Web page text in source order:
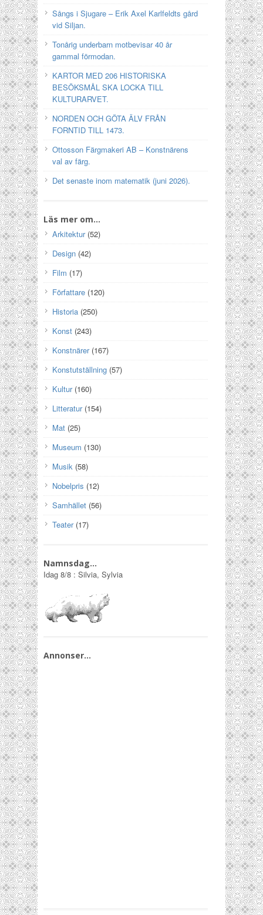
Sångs i Sjugare – Erik Axel Karlfeldts gård
vid Siljan.
Tonårig underbarn motbevisar 40 år
gammal förmodan.
KARTOR MED 206 HISTORISKA
BESÖKSMÅL SKA LOCKA TILL
KULTURARVET.
NORDEN OCH GÖTA ÄLV FRÅN
FORNTID TILL 1473.
Ottosson Färgmakeri AB – Konstnärens
val av färg.
Det senaste inom matematik (juni 2026).
Läs mer om…
Arkitektur(52)
Design (42)
Film (17)
Författare (120)
Historia (250)
Konst (243)
Konstnärer(167)
Konstutställning (57)
Kultur(160)
Litteratur(154)
Mat (25)
Museum (130)
Musik (58)
Nobelpris (12)
Samhället (56)
Teater(17)
Namnsdag…
Idag 8/8 : Silvia, Sylvia
Annonser…